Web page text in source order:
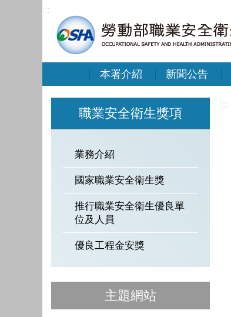
:::
本署介紹 新聞公告
職業安全衛生獎項
業務介紹
國家職業安全衛生獎
推行職業安全衛生優良單
位及人員
優良工程金安獎
主題網站
:::